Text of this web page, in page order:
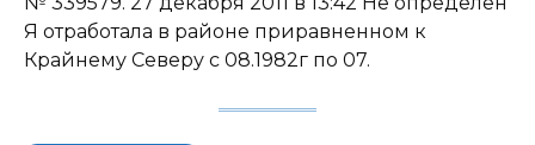
Я отработала в районе приравненном к
Крайнему Северу с 08.1982г по 07.